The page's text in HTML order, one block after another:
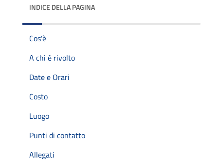
INDICE DELLA PAGINA
Cos'è
A chi è rivolto
Date e Orari
Costo
Luogo
Punti di contatto
Allegati